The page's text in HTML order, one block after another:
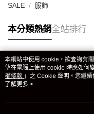
SALE 服飾
本分類熱銷全站排行
熱門標籤
本網站中使用 cookie，欲查詢有
望在電腦上使用 cookie 時應如何
權條款 」之 Cookie 聲明。您繼
用條款之 Cookie 聲明使用 cookie
了解更多 >